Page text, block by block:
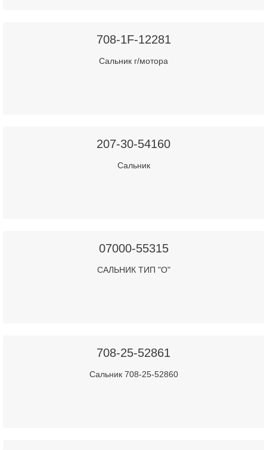
708-1F-12281
Сальник г/мотора
207-30-54160
Сальник
07000-55315
САЛЬНИК ТИП "О"
708-25-52861
Сальник 708-25-52860